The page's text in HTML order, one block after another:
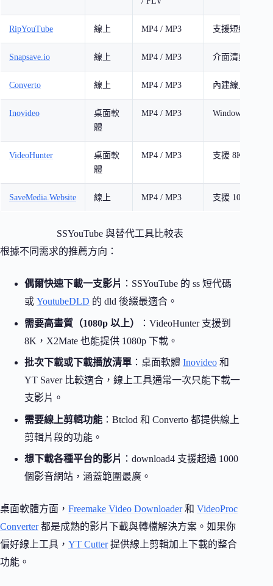
RipYouTube 線上 MP4 / MP3 支援短網址快
Snapsave.io 線上 MP4 / MP3 介面清爽，操
Converto 線上 MP4 / MP3 內建線上剪輯
Inovideo
桌面軟
體
MP4 / MP3 Windows / Mac
VideoHunter
桌面軟
體
MP4 / MP3 支援 8K 解析度
SaveMedia.Website 線上 MP4 / MP3 支援 100+ 影音
SSYouTube 與替代工具比較表
根據不同需求的推薦方向：
偶爾快速下載一支影片 ：SSYouTube 的 ss 短代碼
或 YoutubeDLD 的 dld 後綴最適合。
需要高畫質（1080p 以上）
：VideoHunter 支援到
8K，X2Mate 也能提供 1080p 下載。
批次下載或下載播放清單 ：桌面軟體 Inovideo 和
YT Saver 比較適合，線上工具通常一次只能下載一
支影片。
需要線上剪輯功能 ：Btclod 和 Converto 都提供線上
剪輯片段的功能。
想下載各種平台的影片 ：download4 支援超過 1000
個影音網站，涵蓋範圍最廣。
桌面軟體方面， Freemake Video Downloader和 VideoProc
Converter都是成熟的影片下載與轉檔解決方案。如果你
偏好線上工具， YT Cutter提供線上剪輯加上下載的整合
功能。